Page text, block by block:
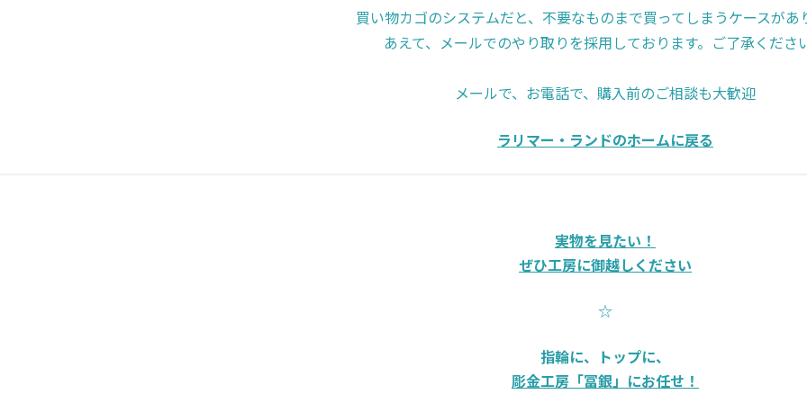
買い物カゴのシステムだと、不要なものまで買ってしまうケースがあ
あえて、メールでのやり取りを採用しております。ご了承くださ
メールで、お電話で、購入前のご相談も大歓迎
ラリマー・ランドのホームに戻る
実物を見たい！
ぜひ工房に御越しください
☆
指輪に、トップに、
彫金工房「冨銀」にお任せ！